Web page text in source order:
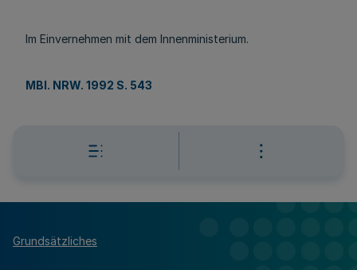
Im Einvernehmen mit dem Innenministerium.
MBl. NRW. 1992 S. 543
Grundsätzliches